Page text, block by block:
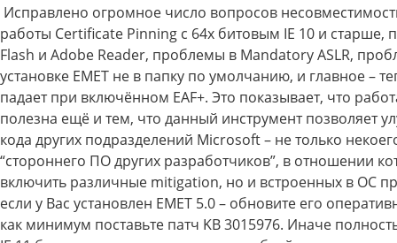
Исправлено огромное число вопросов
работы Certificate Pinning с 64х битовым IE 10 и старше,
Flash и Adobe Reader, проблемы в Mandatory ASLR,
установке EMET не в папку по умолчанию, и главное –
падает при включённом EAF+. Это показывает, что
полезна ещё и тем, что данный инструмент позволяет
кода других подразделений Microsoft – не только
“стороннего ПО других разработчиков”, в отношении
включить различные mitigation, но и встроенных в ОС
если у Вас установлен EMET 5.0 – обновите его
как минимум поставьте патч KB 3015976. Иначе